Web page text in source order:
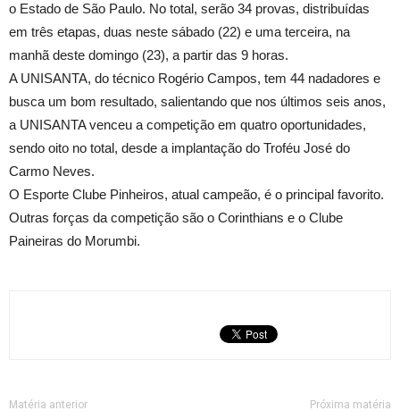
o Estado de São Paulo. No total, serão 34 provas, distribuídas
em três etapas, duas neste sábado (22) e uma terceira, na
manhã deste domingo (23), a partir das 9 horas.
A UNISANTA, do técnico Rogério Campos, tem 44 nadadores e
busca um bom resultado, salientando que nos últimos seis anos,
a UNISANTA venceu a competição em quatro oportunidades,
sendo oito no total, desde a implantação do Troféu José do
Carmo Neves.
O Esporte Clube Pinheiros, atual campeão, é o principal favorito.
Outras forças da competição são o Corinthians e o Clube
Paineiras do Morumbi.
Matéria anterior Próxima matéria